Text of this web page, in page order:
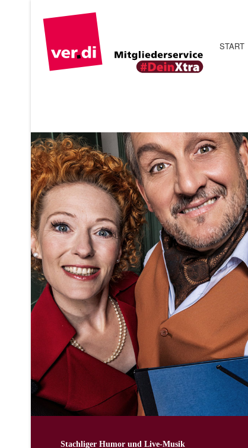
START
Stachliger Humor und Live-Musik